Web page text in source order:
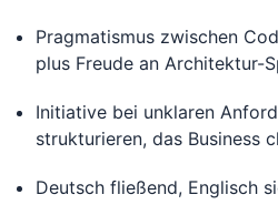
Pragmatismus zwischen
plus Freude an Architektur-
Initiative bei unklaren
strukturieren, das Business
Deutsch fließend, Englisch